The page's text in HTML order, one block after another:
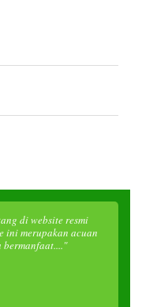
di website resmi
ini merupakan acuan
bermanfaat...."